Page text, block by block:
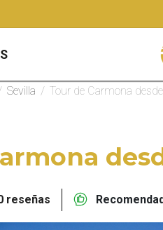
Sevilla / Tour de Carmona
reseñas